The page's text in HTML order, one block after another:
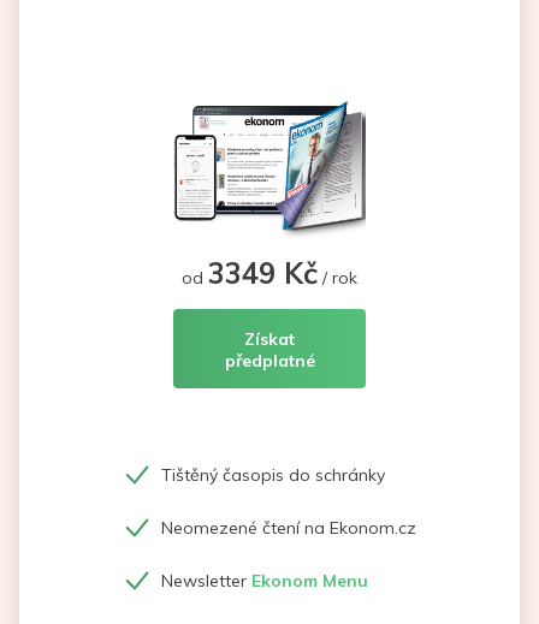
od 3349 Kč / rok
Získat
předplatné
Tištěný časopis do schránky
Neomezené čtení na Ekonom.cz
Newsletter Ekonom Menu